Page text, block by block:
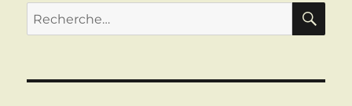
Recherche
pour :